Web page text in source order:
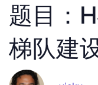
题目：
梯队建